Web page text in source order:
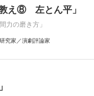
え⑧ 左とん平」
力の磨き方」
究家／演劇評論家